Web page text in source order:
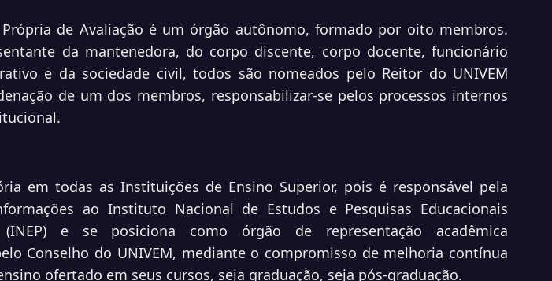
Própria de Avaliação é um órgão autônomo, formado por oito membros.
da mantenedora, do corpo discente, corpo docente, funcionário
e da sociedade civil, todos são nomeados pelo Reitor do UNIVEM
de um dos membros, responsabilizar-se pelos processos internos
em todas as Instituições de Ensino Superior, pois é responsável pela
ao Instituto Nacional de Estudos e Pesquisas Educacionais
e se posiciona como órgão de representação acadêmica
Conselho do UNIVEM, mediante o compromisso de melhoria contínua
ofertado em seus cursos, seja graduação, seja pós-graduação.